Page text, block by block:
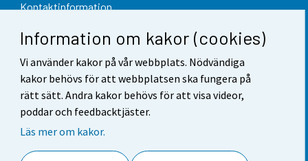
Information om kakor (cookies)
Vi använder kakor på vår webbplats. Nödvändiga
kakor behövs för att webbplatsen ska fungera på
rätt sätt. Andra kakor behövs för att visa videor,
poddar och feedbacktjäster.
Läs mer om kakor.
Kontaktinformation
Respons
Användarvillkor
Dataskydd
Tillgänglighet